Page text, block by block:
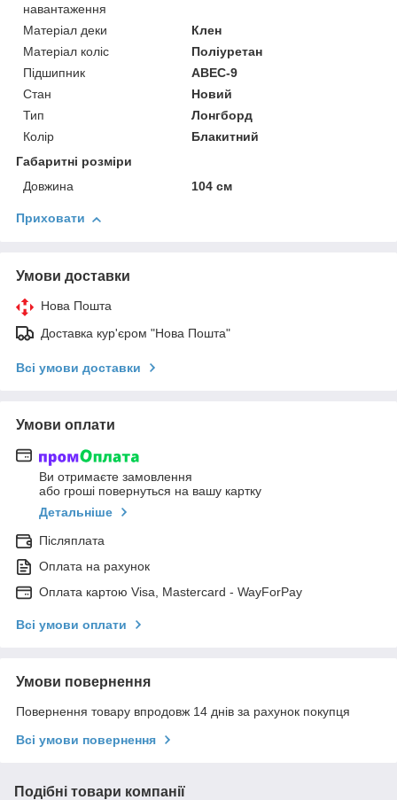
навантаження
Матеріал деки
Клен
Матеріал коліс
Поліуретан
Підшипник
ABEC-9
Стан
Новий
Тип
Лонгборд
Колір
Блакитний
Габаритні розміри
Довжина
104 см
Приховати
Умови доставки
Нова Пошта
Доставка кур'єром "Нова Пошта"
Всі умови доставки
Умови оплати
Ви отримаєте замовлення
або гроші повернуться на вашу картку
Детальніше
Післяплата
Оплата на рахунок
Оплата картою Visa, Mastercard - WayForPay
Всі умови оплати
Умови повернення
Повернення товару впродовж 14 днів за рахунок покупця
Всі умови повернення
Подібні товари компанії